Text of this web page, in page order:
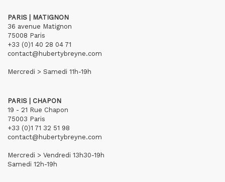
PARIS | MATIGNON
36 avenue Matignon
75008 Paris
+33 (0)1 40 28 04 71
contact@hubertybreyne.com
Mercredi > Samedi 11h-19h
PARIS | CHAPON
19 - 21 Rue Chapon
75003 Paris
+33 (0)1 71 32 51 98
contact@hubertybreyne.com
Mercredi > Vendredi 13h30-19h
Samedi 12h-19h